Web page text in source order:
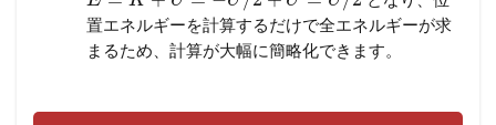
置エネルギーを計算するだけで全エネルギーが求
まるため、計算が大幅に簡略化できます。